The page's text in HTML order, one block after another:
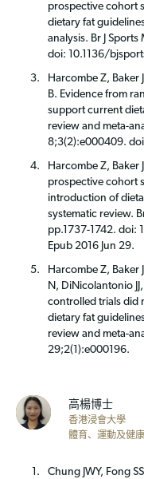
prospective cohort
dietary fat
analysis. Br J
doi: 10.1136/
Harcombe Z, Baker
B. Evidence from
support current
review and meta-
8;3(2):e000409.
Harcombe Z, Baker
prospective cohort
introduction of
systematic review.
pp.1737-1742. doi:
Epub 2016 Jun 29.
Harcombe Z, Baker
N, DiNicolantonio
controlled trials did
dietary fat
review and meta-
29;2(1):e000196.
高楊博士
香港浸會大學
體育、運動及健
Chung JWY, Fong